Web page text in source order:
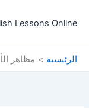
إلىLessons Online
الرئيسية مظاهر